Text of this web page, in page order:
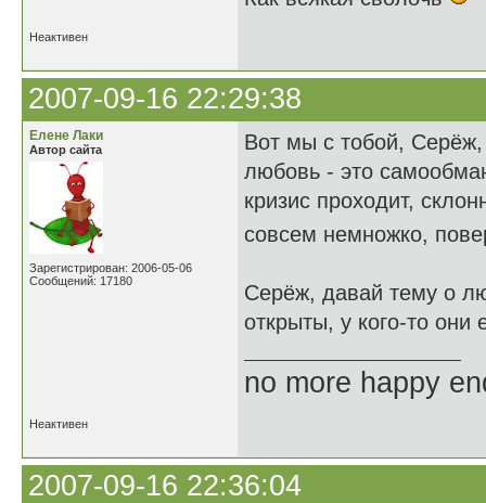
Неактивен
2007-09-16 22:29:38
Елене Лаки
Автор сайта
Зарегистрирован: 2006-05-06
Сообщений: 17180
Вот мы с тобой,
любовь - это
кризис проходит,
совсем немножко,
Серёж, давай тему о
открыты, у кого-то
no more happy
Неактивен
2007-09-16 22:36:04